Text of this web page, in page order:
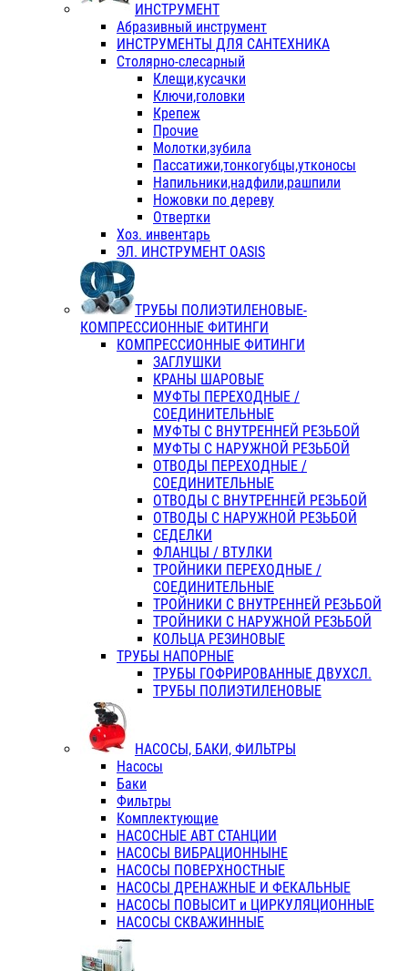
ИНСТРУМЕНТ
Абразивный инструмент
ИНСТРУМЕНТЫ ДЛЯ САНТЕХНИКА
Столярно-слесарный
Клещи,кусачки
Ключи,головки
Крепеж
Прочие
Молотки,зубила
Пассатижи,тонкогубцы,утконосы
Напильники,надфили,рашпили
Ножовки по дереву
Отвертки
Хоз. инвентарь
ЭЛ. ИНСТРУМЕНТ OASIS
ТРУБЫ ПОЛИЭТИЛЕНОВЫЕ-
КОМПРЕССИОННЫЕ ФИТИНГИ
КОМПРЕССИОННЫЕ ФИТИНГИ
ЗАГЛУШКИ
КРАНЫ ШАРОВЫЕ
МУФТЫ ПЕРЕХОДНЫЕ /
СОЕДИНИТЕЛЬНЫЕ
МУФТЫ С ВНУТРЕННЕЙ РЕЗЬБОЙ
МУФТЫ С НАРУЖНОЙ РЕЗЬБОЙ
ОТВОДЫ ПЕРЕХОДНЫЕ /
СОЕДИНИТЕЛЬНЫЕ
ОТВОДЫ С ВНУТРЕННЕЙ РЕЗЬБОЙ
ОТВОДЫ С НАРУЖНОЙ РЕЗЬБОЙ
СЕДЕЛКИ
ФЛАНЦЫ / ВТУЛКИ
ТРОЙНИКИ ПЕРЕХОДНЫЕ /
СОЕДИНИТЕЛЬНЫЕ
ТРОЙНИКИ С ВНУТРЕННЕЙ РЕЗЬБОЙ
ТРОЙНИКИ С НАРУЖНОЙ РЕЗЬБОЙ
КОЛЬЦА РЕЗИНОВЫЕ
ТРУБЫ НАПОРНЫЕ
ТРУБЫ ГОФРИРОВАННЫЕ ДВУХСЛ.
ТРУБЫ ПОЛИЭТИЛЕНОВЫЕ
НАСОСЫ, БАКИ, ФИЛЬТРЫ
Насосы
Баки
Фильтры
Комплектующие
НАСОСНЫЕ АВТ СТАНЦИИ
НАСОСЫ ВИБРАЦИОННЫНЕ
НАСОСЫ ПОВЕРХНОСТНЫЕ
НАСОСЫ ДРЕНАЖНЫЕ И ФЕКАЛЬНЫЕ
НАСОСЫ ПОВЫСИТ и ЦИРКУЛЯЦИОННЫЕ
НАСОСЫ СКВАЖИННЫЕ